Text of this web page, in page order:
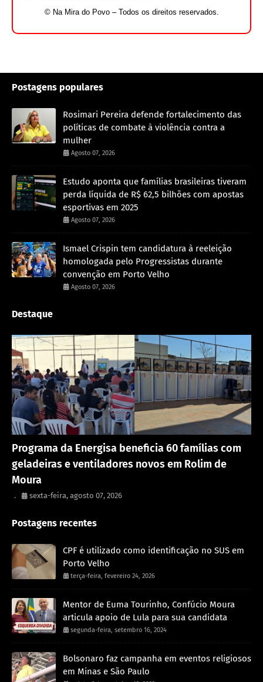
© Na Mira do Povo – Todos os direitos reservados.
Postagens populares
Rosimari Pereira defende fortalecimento das
políticas de combate à violência contra a
mulher
Agosto 07, 2026
Estudo aponta que famílias brasileiras tiveram
perda líquida de R$ 62,5 bilhões com apostas
esportivas em 2025
Agosto 07, 2026
Ismael Crispin tem candidatura à reeleição
homologada pelo Progressistas durante
convenção em Porto Velho
Agosto 07, 2026
Destaque
Programa da Energisa beneficia 60 famílias com
geladeiras e ventiladores novos em Rolim de
Moura
. sexta-feira, agosto 07, 2026
Postagens recentes
CPF é utilizado como identificação no SUS em
Porto Velho
terça-feira, fevereiro 24, 2026
Mentor de Euma Tourinho, Confúcio Moura
articula apoio de Lula para sua candidata
segunda-feira, setembro 16, 2024
Bolsonaro faz campanha em eventos religiosos
em Minas e São Paulo